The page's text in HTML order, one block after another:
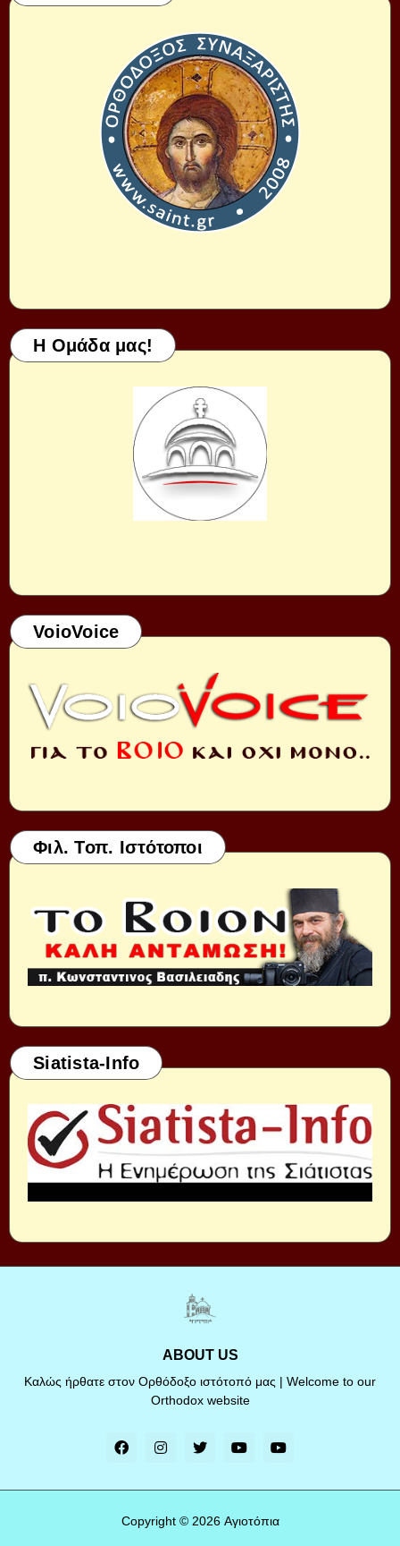
Η Ομάδα μας!
VoioVoice
Φιλ. Τοπ. Ιστότοποι
Siatista-Info
ABOUT US
Καλώς ήρθατε στον Ορθόδοξο ιστότοπό μας | Welcome to our
Orthodox website
Copyright © 2026 Αγιοτόπια